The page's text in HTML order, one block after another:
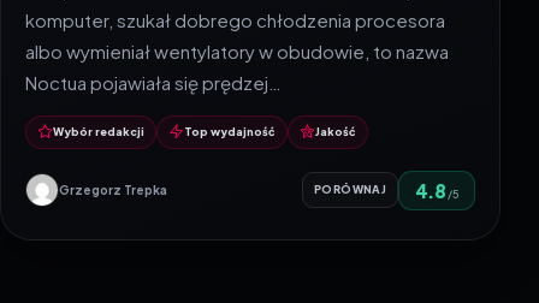
komputer, szukał dobrego chłodzenia procesora
albo wymieniał wentylatory w obudowie, to nazwa
Noctua pojawiała się prędzej…
Wybór redakcji Top wydajność Jakość
Grzegorz Trepka PORÓWNAJ 4.8 /5